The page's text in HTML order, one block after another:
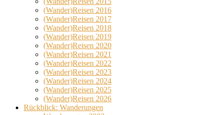
(Wander)Reisen 2016
(Wander)Reisen 2017
(Wander)Reisen 2018
(Wander)Reisen 2019
(Wander)Reisen 2020
(Wander)Reisen 2021
(Wander)Reisen 2022
(Wander)Reisen 2023
(Wander)Reisen 2024
(Wander)Reisen 2025
(Wander)Reisen 2026
Rückblick: Wanderungen